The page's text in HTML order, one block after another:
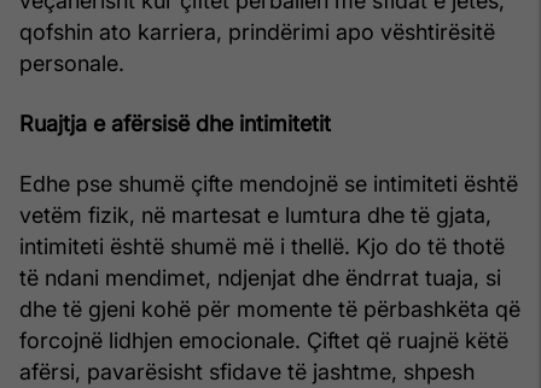
qofshin ato karriera, prindërimi apo vështirësitë
personale.
Ruajtja e afërsisë dhe intimitetit
Edhe pse shumë çifte mendojnë se intimiteti është
vetëm fizik, në martesat e lumtura dhe të gjata,
intimiteti është shumë më i thellë. Kjo do të thotë
të ndani mendimet, ndjenjat dhe ëndrrat tuaja, si
dhe të gjeni kohë për momente të përbashkëta që
forcojnë lidhjen emocionale. Çiftet që ruajnë këtë
afërsi, pavarësisht sfidave të jashtme, shpesh